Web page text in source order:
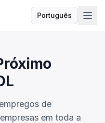
Português
Idioma
de
em toda a